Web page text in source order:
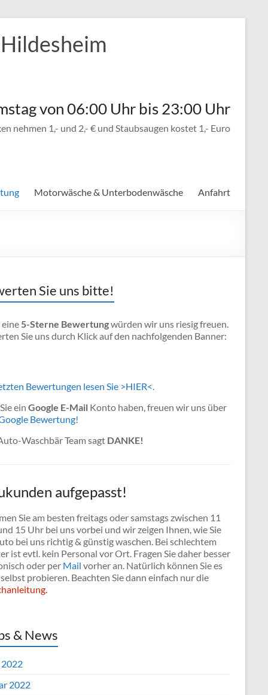
von 06:00 Uhr bis 23:00 Uhr
nehmen 1,- und 2,- € und Staubsaugen kostet 1,- Euro
Motorwäsche & Unterbodenwäsche Anfahrt
Sie uns bitte!
5-Sterne Bewertungwürden wir uns riesig freuen.
Sie uns durch Klick auf den nachfolgenden Banner:
Bewertungen lesen Sie >HIER<.
ein Google E-Mail Konto haben, freuen wir uns über
Bewertung!
Waschbär Team sagt DANKE!
aufgepasst!
Sie am besten freitags oder samstags zwischen 11
15 Uhr bei uns vorbei und wir zeigen Ihnen, wie Sie
bei uns richtig & günstig waschen. Bei schlechtem
ist evtl. kein Personal vor Ort. Fragen Sie daher besser
oder per Mail vorher an. Natürlich können Sie es
probieren. Beachten Sie dann einfach nur die
& News
2022